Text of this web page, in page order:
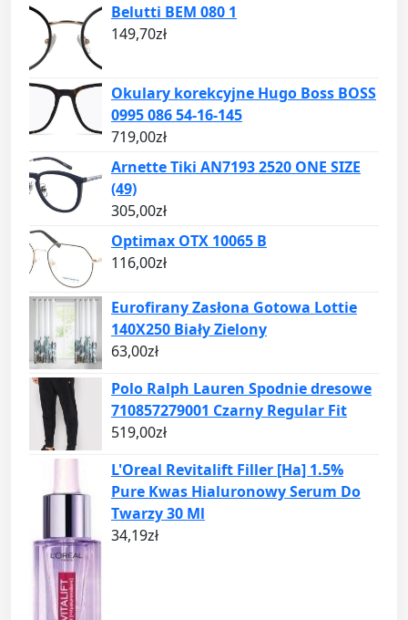
Belutti BEM 080 1
149,70zł
Okulary korekcyjne Hugo Boss BOSS
0995 086 54-16-145
719,00zł
Arnette Tiki AN7193 2520 ONE SIZE
(49)
305,00zł
Optimax OTX 10065 B
116,00zł
Eurofirany Zasłona Gotowa Lottie
140X250 Biały Zielony
63,00zł
Polo Ralph Lauren Spodnie dresowe
710857279001 Czarny Regular Fit
519,00zł
L'Oreal Revitalift Filler [Ha] 1.5%
Pure Kwas Hialuronowy Serum Do
Twarzy 30 Ml
34,19zł